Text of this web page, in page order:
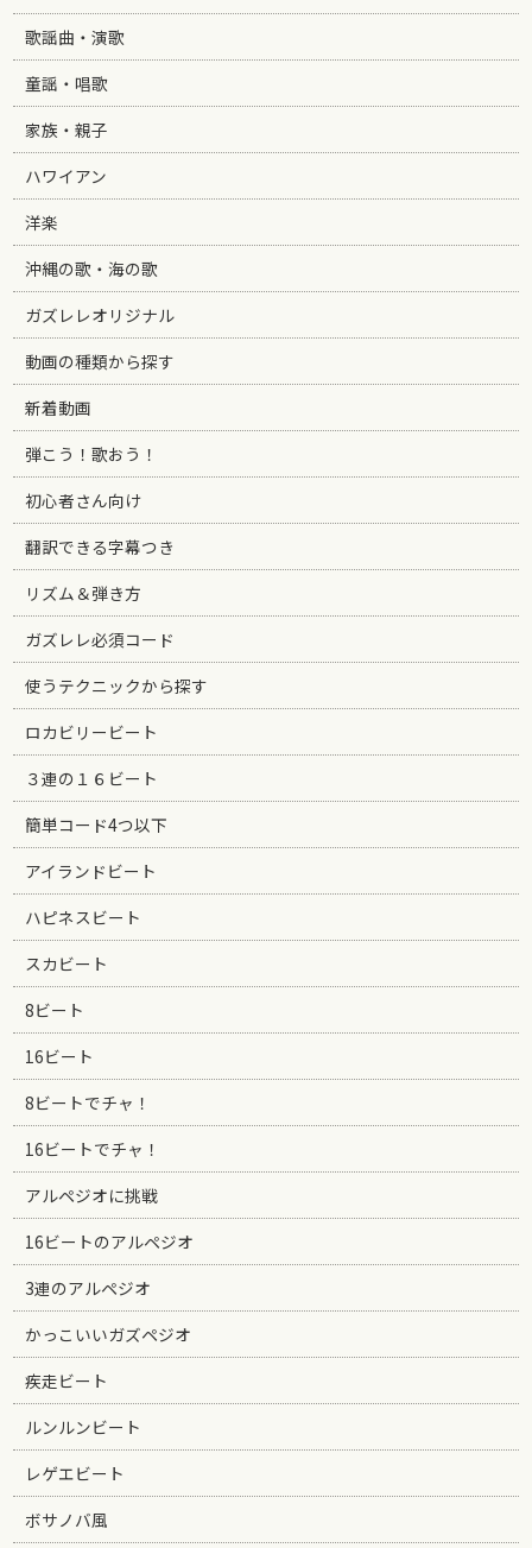
歌謡曲・演歌
童謡・唱歌
家族・親子
ハワイアン
洋楽
沖縄の歌・海の歌
ガズレレオリジナル
動画の種類から探す
新着動画
弾こう！歌おう！
初心者さん向け
翻訳できる字幕つき
リズム＆弾き方
ガズレレ必須コード
使うテクニックから探す
ロカビリービート
３連の１６ビート
簡単コード4つ以下
アイランドビート
ハピネスビート
スカビート
8ビート
16ビート
8ビートでチャ！
16ビートでチャ！
アルペジオに挑戦
16ビートのアルペジオ
3連のアルペジオ
かっこいいガズペジオ
疾走ビート
ルンルンビート
レゲエビート
ボサノバ風